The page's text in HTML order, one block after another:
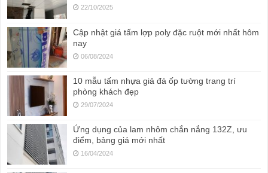
22/10/2025
Cập nhật giá tấm lợp poly đặc ruột mới nhất hôm
nay
06/08/2024
10 mẫu tấm nhựa giả đá ốp tường trang trí
phòng khách đẹp
29/07/2024
Ứng dụng của lam nhôm chắn nắng 132Z, ưu
điểm, bảng giá mới nhất
16/04/2024